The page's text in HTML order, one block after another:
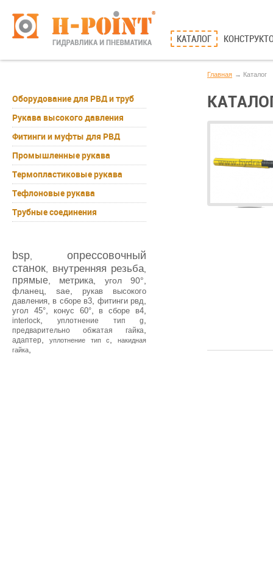
КАТАЛОГ
Оборудование для РВД и труб
Рукава высокого давления
Фитинги и муфты для РВД
Промышленные рукава
Термопластиковые рукава
Тефлоновые рукава
Трубные соединения
bsp
опрессовочный
станок
внутренняя резьба
прямые метрика угол 90°
фланец
sae
рукав высокого
давления
в сборе в3 фитинги рвд
угол 45°, конус 60°, в сборе в4
interlock ,уплотнение тип g
предварительно обжатая гайка
адаптер ,уплотнение тип с
накидная
гайка
Главная Каталог